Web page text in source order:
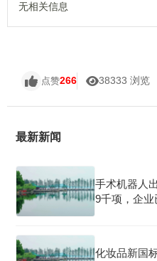
无相关信息
点赞266 38333 浏览
最新新闻
手术机器人
9千项，企业
化妆品新国